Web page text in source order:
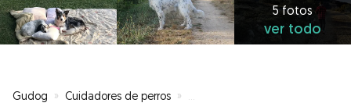
5 fotos
ver todo
Gudog » Cuidadores de perros »